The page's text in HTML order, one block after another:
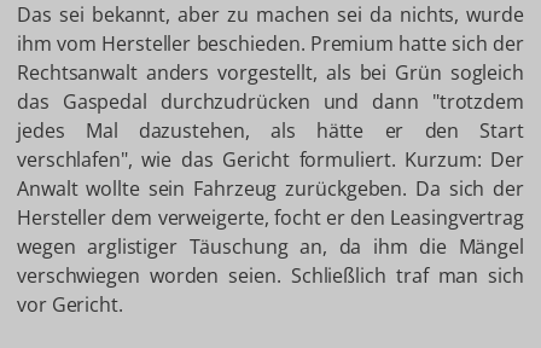
Das sei bekannt, aber zu machen sei da nichts, wurde
ihm vom Hersteller beschieden. Premium hatte sich der
Rechtsanwalt anders vorgestellt, als bei Grün sogleich
das Gaspedal durchzudrücken und dann "trotzdem
jedes Mal dazustehen, als hätte er den Start
verschlafen", wie das Gericht formuliert. Kurzum: Der
Anwalt wollte sein Fahrzeug zurückgeben. Da sich der
Hersteller dem verweigerte, focht er den Leasingvertrag
wegen arglistiger Täuschung an, da ihm die Mängel
verschwiegen worden seien. Schließlich traf man sich
vor Gericht.